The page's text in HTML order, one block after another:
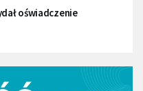
oświadczenie